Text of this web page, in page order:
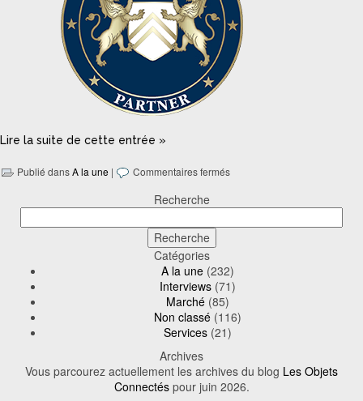
Lire la suite de cette entrée »
Publié dansA la une | Commentaires fermés
Recherche
Catégories
A la une (232)
Interviews (71)
Marché (85)
Non classé (116)
Services (21)
Archives
Vous parcourez actuellement les archives du blog Les Objets
Connectéspour juin 2026.